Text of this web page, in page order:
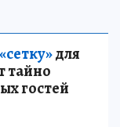
для
тайно
гостей